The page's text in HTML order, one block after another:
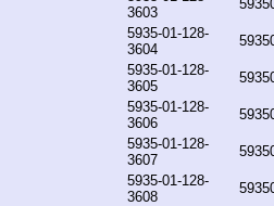
3603
5935-01-128-
3604
5935-01-128-
3605
5935-01-128-
3606
5935-01-128-
3607
5935-01-128-
3608